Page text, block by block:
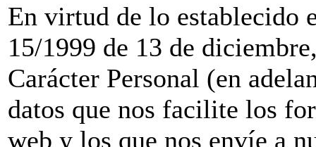
En virtud de lo establecido
15/1999 de 13 de
Carácter Personal (en
datos que nos facilite los
web y los que nos envíe a